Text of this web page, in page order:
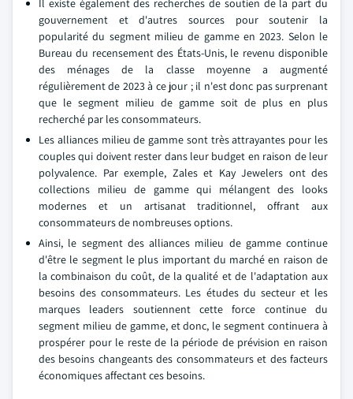
Il existe également des recherches de soutien de la part du
gouvernement et d'autres sources pour soutenir la
popularité du segment milieu de gamme en 2023. Selon le
Bureau du recensement des États-Unis, le revenu disponible
des ménages de la classe moyenne a augmenté
régulièrement de 2023 à ce jour ; il n'est donc pas surprenant
que le segment milieu de gamme soit de plus en plus
recherché par les consommateurs.
Les alliances milieu de gamme sont très attrayantes pour les
couples qui doivent rester dans leur budget en raison de leur
polyvalence. Par exemple, Zales et Kay Jewelers ont des
collections milieu de gamme qui mélangent des looks
modernes et un artisanat traditionnel, offrant aux
consommateurs de nombreuses options.
Ainsi, le segment des alliances milieu de gamme continue
d'être le segment le plus important du marché en raison de
la combinaison du coût, de la qualité et de l'adaptation aux
besoins des consommateurs. Les études du secteur et les
marques leaders soutiennent cette force continue du
segment milieu de gamme, et donc, le segment continuera à
prospérer pour le reste de la période de prévision en raison
des besoins changeants des consommateurs et des facteurs
économiques affectant ces besoins.